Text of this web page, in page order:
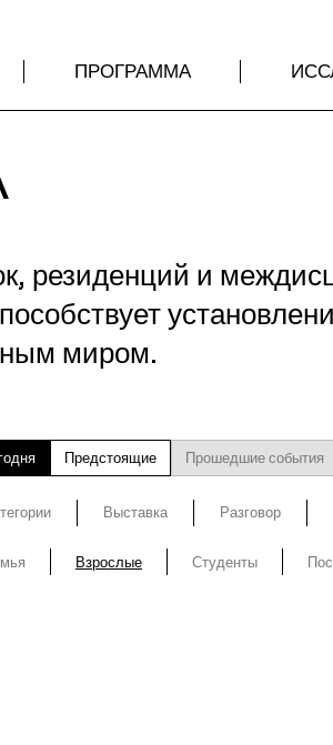
ПРОГРАММА
резиденций и
миром.
Предстоящие Прошедшие события
Выставка Разговор
Взрослые Студенты